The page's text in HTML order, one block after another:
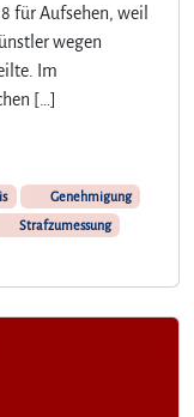
a
s
K
o
d
e
m
u
für Aufsehen, weil
wegen
Im
[…]
Genehmigung
Strafzumessung